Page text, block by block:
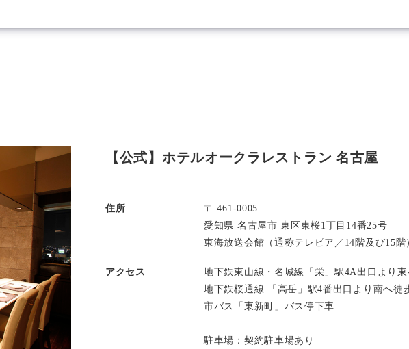
【公式】ホテルオークラレストラン 名古屋
住所
〒 461-0005
愛知県 名古屋市 東区東桜1丁目14番25号
東海放送会館（通称テレピア／14階及び15階
アクセス
地下鉄東山線・名城線「栄」駅4A出口より
地下鉄桜通線 「高岳」駅4番出口より南へ徒
市バス「東新町」バス停下車
駐車場：契約駐車場あり